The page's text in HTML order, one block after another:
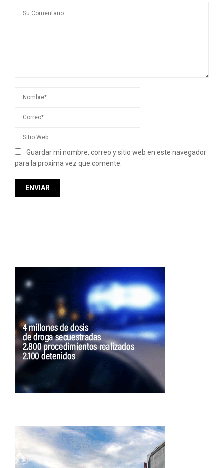
Guardar mi nombre, correo y sitio web en este navegador
para la proxima vez que comente.